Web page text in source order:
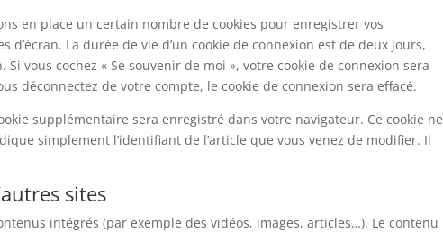
en place un certain nombre de cookies pour enregistrer vos
La durée de vie d’un cookie de connexion est de deux jours,
Si vous cochez « Se souvenir de moi », votre cookie de connexion sera
déconnectez de votre compte, le cookie de connexion sera effacé.
supplémentaire sera enregistré dans votre navigateur. Ce cookie ne
simplement l’identifiant de l’article que vous venez de modifier. Il
sites
intégrés (par exemple des vidéos, images, articles…). Le contenu